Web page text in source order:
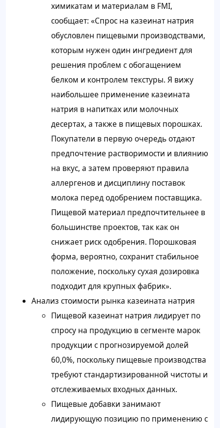
химикатам и материалам в FMI,
сообщает: «Спрос на казеинат натрия
обусловлен пищевыми производствами,
которым нужен один ингредиент для
решения проблем с обогащением
белком и контролем текстуры. Я вижу
наибольшее применение казеината
натрия в напитках или молочных
десертах, а также в пищевых порошках.
Покупатели в первую очередь отдают
предпочтение растворимости и влиянию
на вкус, а затем проверяют правила
аллергенов и дисциплину поставок
молока перед одобрением поставщика.
Пищевой материал предпочтительнее в
большинстве проектов, так как он
снижает риск одобрения. Порошковая
форма, вероятно, сохранит стабильное
положение, поскольку сухая дозировка
подходит для крупных фабрик».
Анализ стоимости рынка казеината натрия
Пищевой казеинат натрия лидирует по
спросу на продукцию в сегменте марок
продукции с прогнозируемой долей
60,0%, поскольку пищевые производства
требуют стандартизированной чистоты и
отслеживаемых входных данных.
Пищевые добавки занимают
лидирующую позицию по применению с